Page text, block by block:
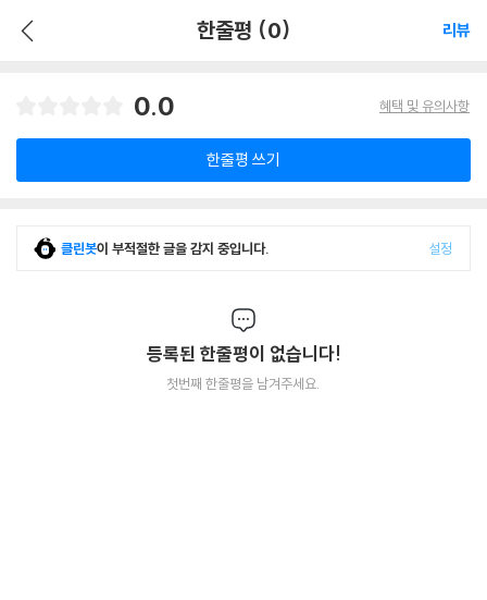
한줄평 (0) 리뷰
0.0 혜택 및 유의사항
한줄평 쓰기
클린봇이 부적절한 글을 감지 중입니다. 설정
등록된 한줄평이 없습니다!
첫번째 한줄평을 남겨주세요.